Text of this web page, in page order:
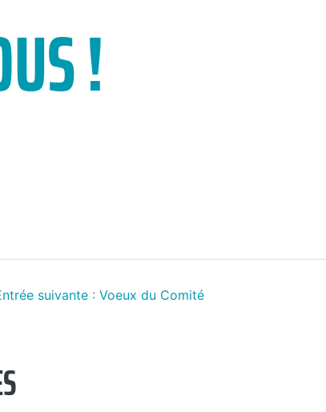
!
suivante : Voeux du Comité